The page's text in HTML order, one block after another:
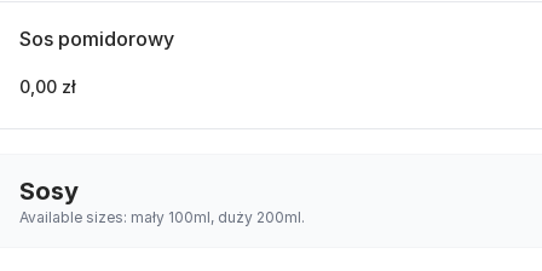
Sos pomidorowy
0,00 zł
Sosy
Available sizes: mały 100ml, duży 200ml.